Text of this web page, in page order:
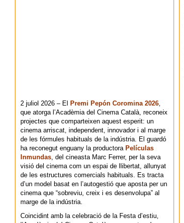
2 juliol 2026 – El Premi Pepón Coromina 2026,
que atorga l’Acadèmia del Cinema Català, reconeix
projectes que comparteixen aquest esperit: un
cinema arriscat, independent, innovador i al marge
de les fórmules habituals de la indústria. El guardó
ha reconegut enguany la productora Películas
Inmundas, del cineasta Marc Ferrer, per la seva
visió del cinema com un espai de llibertat, allunyat
de les estructures comercials habituals. Es tracta
d’un model basat en l’autogestió que aposta per un
cinema que “sobreviu, creix i es desenvolupa” al
marge de la indústria.
Coincidint amb la celebració de la Festa d’estiu,